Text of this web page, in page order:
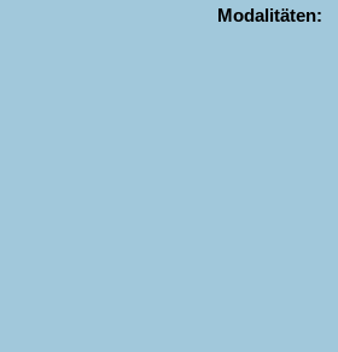
Modalitäten: